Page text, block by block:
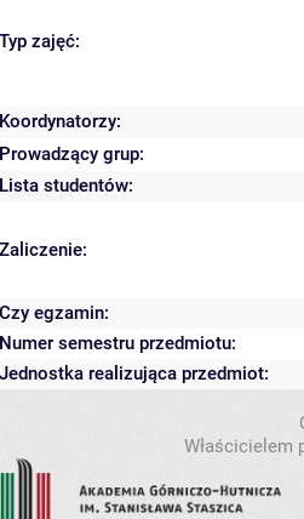
Typ zajęć:
Koordynatorzy:
Prowadzący grup:
Lista studentów:
Zaliczenie:
Czy egzamin:
Numer semestru przedmiotu:
Jednostka realizująca przedmiot:
Właścicielem